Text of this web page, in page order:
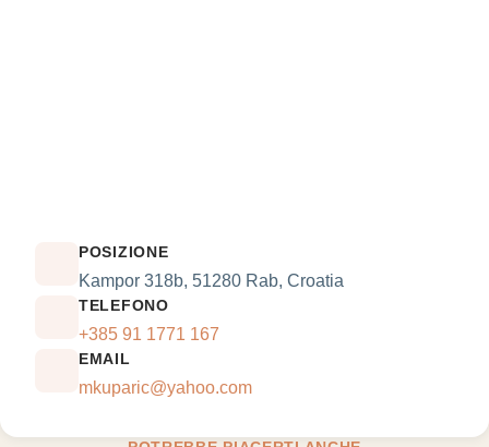
POSIZIONE
Kampor 318b, 51280 Rab, Croatia
TELEFONO
+385 91 1771 167
EMAIL
mkuparic@yahoo.com